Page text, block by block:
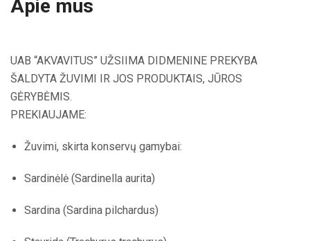
Apie mus
UAB “AKVAVITUS” UŽSIIMA DIDMENINE PREKYBA
ŠALDYTA ŽUVIMI IR JOS PRODUKTAIS, JŪROS
GĖRYBĖMIS.
PREKIAUJAME:
Žuvimi, skirta konservų gamybai:
Sardinėlė (Sardinella aurita)
Sardina (Sardina pilchardus)